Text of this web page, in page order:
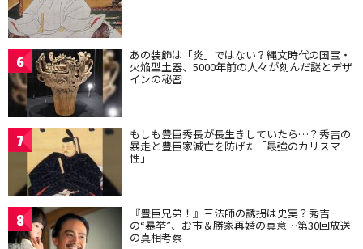
6 あの装飾は「炎」ではない？縄文時代の国宝・
火焔型土器、5000年前の人々が刻んだ謎とデザ
インの秘密
7 もしも豊臣秀長が長生きしていたら…？秀吉の
暴走と豊臣家滅亡を防げた「最強のカリスマ
性」
8 『豊臣兄弟！』三法師の誘拐は史実？秀吉
の“暴挙”、お市＆勝家再婚の真意…第30回放送
の真相考察